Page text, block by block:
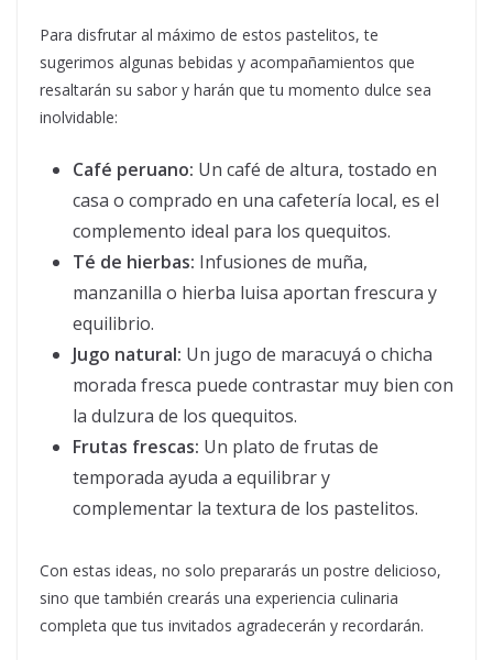
Para disfrutar al máximo de estos pastelitos, te
sugerimos algunas bebidas y acompañamientos que
resaltarán su sabor y harán que tu momento dulce sea
inolvidable:
Café peruano: Un café de altura, tostado en
casa o comprado en una cafetería local, es el
complemento ideal para los quequitos.
Té de hierbas: Infusiones de muña,
manzanilla o hierba luisa aportan frescura y
equilibrio.
Jugo natural: Un jugo de maracuyá o chicha
morada fresca puede contrastar muy bien con
la dulzura de los quequitos.
Frutas frescas: Un plato de frutas de
temporada ayuda a equilibrar y
complementar la textura de los pastelitos.
Con estas ideas, no solo prepararás un postre delicioso,
sino que también crearás una experiencia culinaria
completa que tus invitados agradecerán y recordarán.